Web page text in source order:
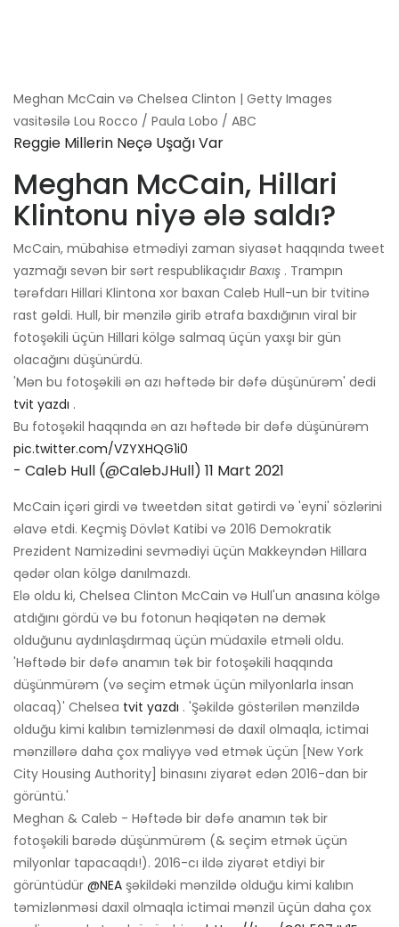
Meghan McCain və Chelsea Clinton | Getty Images
vasitəsilə Lou Rocco / Paula Lobo / ABC
Reggie Millerin Neçə Uşağı Var
Meghan McCain, Hillari
Klintonu niyə ələ saldı?
McCain, mübahisə etmədiyi zaman siyasət haqqında tweet
yazmağı sevən bir sərt respublikaçıdır Baxış . Trampın
tərəfdarı Hillari Klintona xor baxan Caleb Hull-un bir tvitinə
rast gəldi. Hull, bir mənzilə girib ətrafa baxdığının viral bir
fotoşəkili üçün Hillari kölgə salmaq üçün yaxşı bir gün
olacağını düşünürdü.
'Mən bu fotoşəkili ən azı həftədə bir dəfə düşünürəm' dedi
tvit yazdı .
Bu fotoşəkil haqqında ən azı həftədə bir dəfə düşünürəm
pic.twitter.com/VZYXHQG1i0
- Caleb Hull (@CalebJHull) 11 Mart 2021
McCain içəri girdi və tweetdən sitat gətirdi və 'eyni' sözlərini
əlavə etdi. Keçmiş Dövlət Katibi və 2016 Demokratik
Prezident Namizədini sevmədiyi üçün Makkeyndən Hillara
qədər olan kölgə danılmazdı.
Elə oldu ki, Chelsea Clinton McCain və Hull'un anasına kölgə
atdığını gördü və bu fotonun həqiqətən nə demək
olduğunu aydınlaşdırmaq üçün müdaxilə etməli oldu.
'Həftədə bir dəfə anamın tək bir fotoşəkili haqqında
düşünmürəm (və seçim etmək üçün milyonlarla insan
olacaq)' Chelsea tvit yazdı . 'Şəkildə göstərilən mənzildə
olduğu kimi kalıbın təmizlənməsi də daxil olmaqla, ictimai
mənzillərə daha çox maliyyə vəd etmək üçün [New York
City Housing Authority] binasını ziyarət edən 2016-dan bir
görüntü.'
Meghan & Caleb - Həftədə bir dəfə anamın tək bir
fotoşəkili barədə düşünmürəm (& seçim etmək üçün
milyonlar tapacaqdı!). 2016-cı ildə ziyarət etdiyi bir
görüntüdür @NEA şəkildəki mənzildə olduğu kimi kalıbın
təmizlənməsi daxil olmaqla ictimai mənzil üçün daha çox